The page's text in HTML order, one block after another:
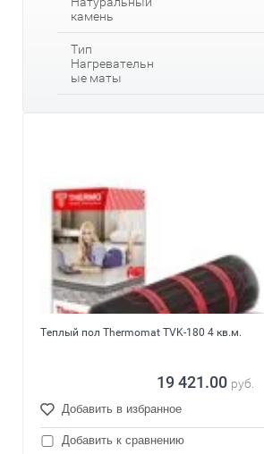
камень
Тип
Нагревательн
ые маты
Теплый пол Thermomat TVK-180 4 кв.м.
19 421.00 руб.
Добавить в избранное
Добавить к сравнению